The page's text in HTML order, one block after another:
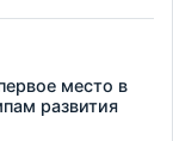
место в
развития